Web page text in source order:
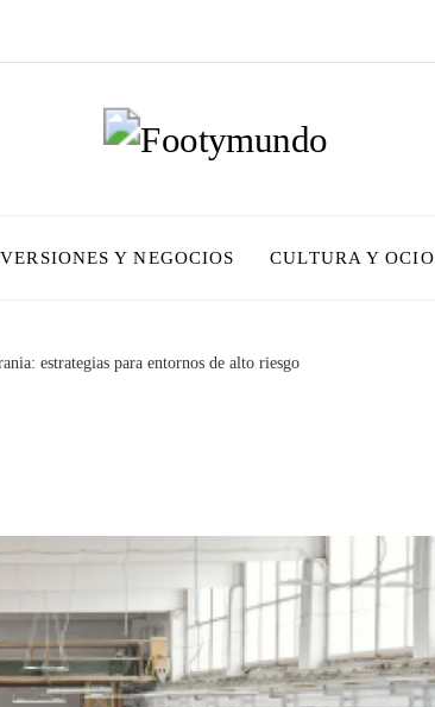
Y NEGOCIOS CULTURA Y OCIO
estrategias para entornos de alto riesgo